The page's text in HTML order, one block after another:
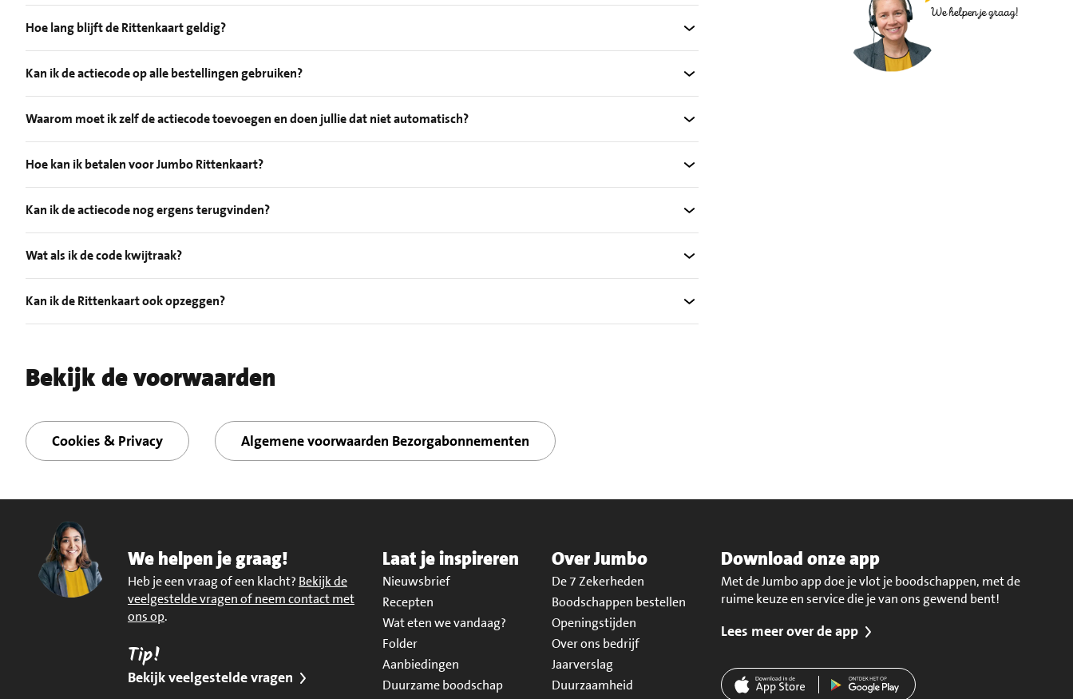
Hoe lang blijft de Rittenkaart geldig?
Kan ik de actiecode op alle bestellingen gebruiken?
Waarom moet ik zelf de actiecode toevoegen en doen jullie dat niet automatisch?
Hoe kan ik betalen voor Jumbo Rittenkaart?
Kan ik de actiecode nog ergens terugvinden?
Wat als ik de code kwijtraak?
Kan ik de Rittenkaart ook opzeggen?
Bekijk de voorwaarden
Cookies & Privacy Algemene voorwaarden Bezorgabonnementen
We helpen je graag!
Heb je een vraag of een klacht? Bekijk de
veelgestelde vragen of neem contact met
ons op.
Tip!
Bekijk veelgestelde vragen
Laat je inspireren
Nieuwsbrief
Recepten
Wat eten we vandaag?
Folder
Aanbiedingen
Duurzame boodschap
Over Jumbo
De 7 Zekerheden
Boodschappen bestellen
Openingstijden
Over ons bedrijf
Jaarverslag
Duurzaamheid
Download onze app
Met de Jumbo app doe je vlot je boodschappen, met de
ruime keuze en service die je van ons gewend bent!
Lees meer over de app